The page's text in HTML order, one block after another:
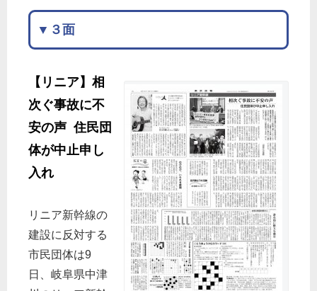
▼３面
【リニア】相
次ぐ事故に不
安の声 住民団
体が中止申し
入れ
リニア新幹線の
建設に反対する
市民団体は9
日、岐阜県中津